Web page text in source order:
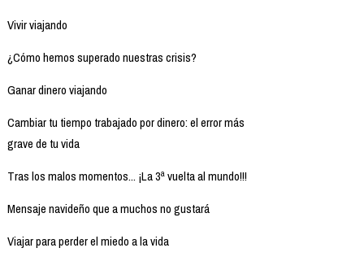
Vivir viajando
¿Cómo hemos superado nuestras crisis?
Ganar dinero viajando
Cambiar tu tiempo trabajado por dinero: el error más
grave de tu vida
Tras los malos momentos... ¡La 3ª vuelta al mundo!!!
Mensaje navideño que a muchos no gustará
Viajar para perder el miedo a la vida